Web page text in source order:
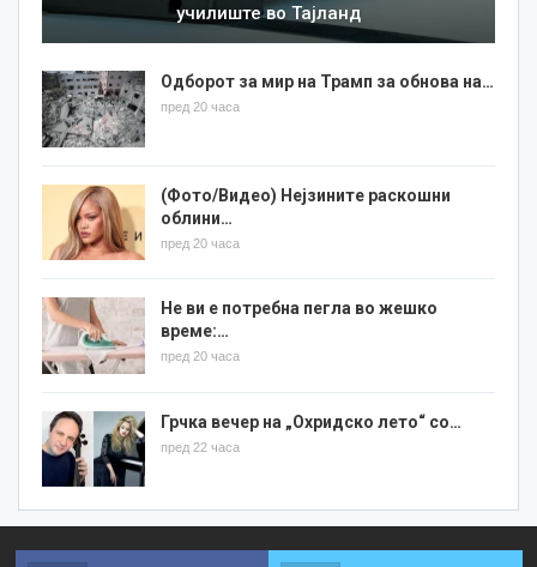
училиште во Тајланд
Одборот за мир на Трамп за обнова на…
пред 20 часа
(Фото/Видео) Нејзините раскошни
облини…
пред 20 часа
Не ви е потребна пегла во жешко
време:…
пред 20 часа
Грчка вечер на „Охридско лето“ со…
пред 22 часа